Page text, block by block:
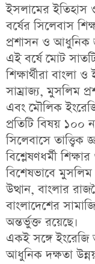
ইসলামের ইতিহাস
বর্ষের সিলেবাস
প্রশাসন ও আধুনিক
এই বর্ষে মোট
শিক্ষার্থীরাবাংলা
সাম্রাজ্য, মুসলিম
এবং মৌলিক
প্রতিটি বিষয় ১০০
সিলেবাসেতাত্ত্বিক
বিশ্লেষণধর্মী
বিশেষভাবেমুসলিম
উত্থান, বাংলার
বাংলাদেশের
অন্তর্ভুক্ত রয়েছে।
একই সঙ্গেইংরেজি
আধুনিক দক্ষতা